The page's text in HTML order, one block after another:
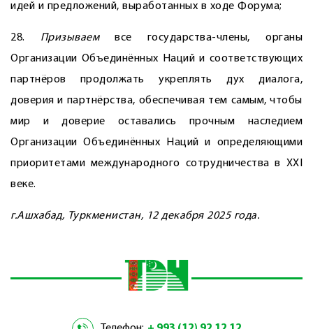
идей и предложений, выработанных в ходе Форума;
28. Призываемвсе государства-члены, органы
Организации Объединённых Наций и соответствующих
партнёров продолжать укреплять дух диалога,
доверия и партнёрства, обеспечивая тем самым, чтобы
мир и доверие оставались прочным наследием
Организации Объединённых Наций и определяющими
приоритетами международного сотрудничества в XXI
веке.
г.Ашхабад, Туркменистан, 12 декабря 2025 года.